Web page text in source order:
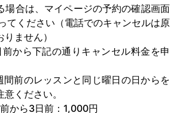
場合は、マイページの予約の確認画面
てください（電話でのキャンセルは原
ません）
から下記の通りキャンセル料金を申
前のレッスンと同じ曜日の日からを
ください。
から3日前：1,000円